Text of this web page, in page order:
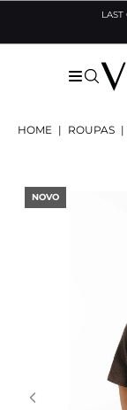
LAST
HOME | ROUPAS |
NOVO